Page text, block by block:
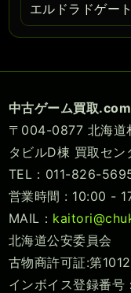
エルドラドゲー
中古ゲーム買取.com
〒004-0877 北海道
タビルD棟 買取セン
TEL：011-826-
営業時間 : 10:00 -
MAIL：
北海道公安委員会
古物商許可証:第
インボイス登録番